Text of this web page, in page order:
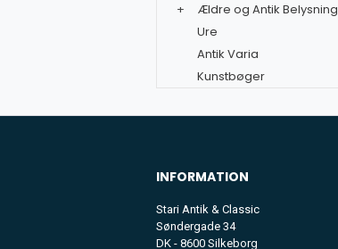
+
Ældre og Antik Belysning
Ure
Antik Varia
Kunstbøger
INFORMATION
Stari Antik & Classic
Søndergade 34
DK - 8600 Silkeborg